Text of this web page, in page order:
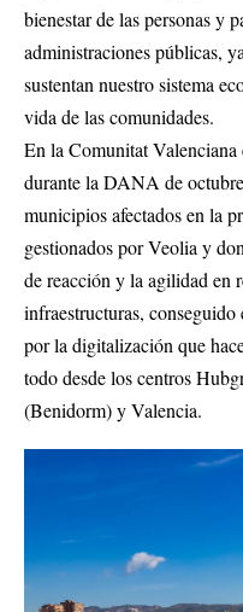
bienestar de las personas y
administraciones públicas,
sustentan nuestro sistema
vida de las comunidades.
En la Comunitat Valenciana
durante la DANA de
municipios afectados en la
gestionados por Veolia y
de reacción y la agilidad en
infraestructuras, conseguido
por la digitalización que
todo desde los centros
(Benidorm) y Valencia.